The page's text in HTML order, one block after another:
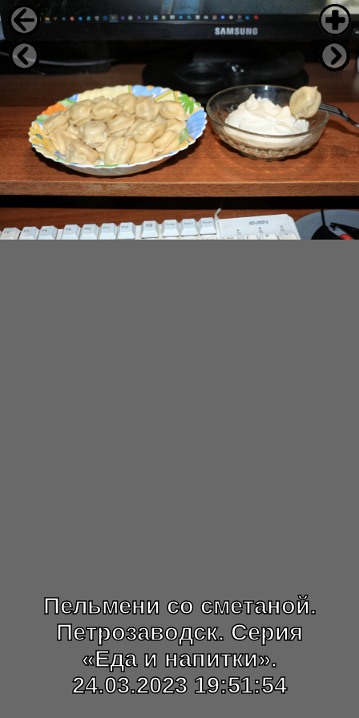
Пельмени со сметаной.
Петрозаводск. Серия
«Еда и напитки».
24.03.2023 19:51:54